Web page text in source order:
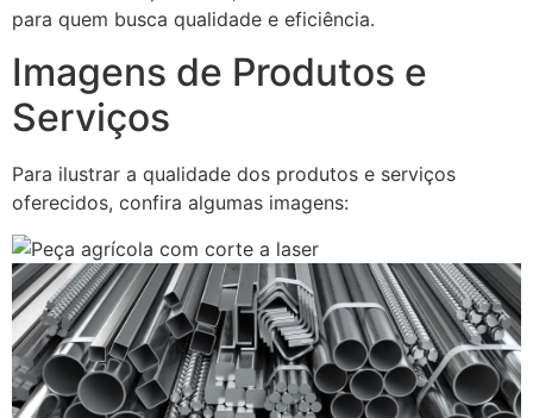
para quem busca qualidade e eficiência.
Imagens de Produtos e
Serviços
Para ilustrar a qualidade dos produtos e serviços
oferecidos, confira algumas imagens: